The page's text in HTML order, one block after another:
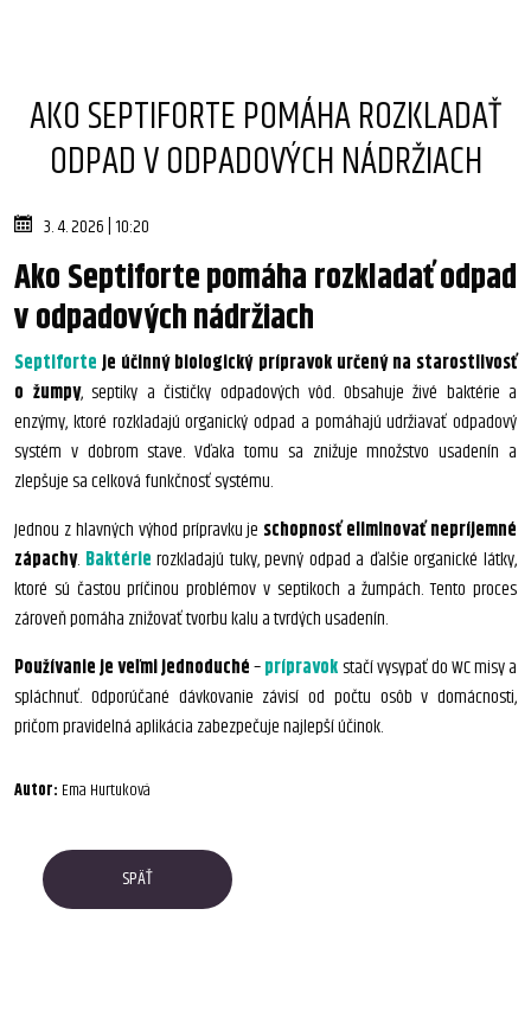
AKO SEPTIFORTE POMÁHA ROZKLADAŤ
ODPAD V ODPADOVÝCH NÁDRŽIACH
3. 4. 2026 | 10:20
Ako Septiforte pomáha rozkladať odpad
v odpadových nádržiach
Septiforte je účinný biologický prípravok určený na starostlivosť
o žumpy, septiky a čističky odpadových vôd. Obsahuje živé baktérie a
enzýmy, ktoré rozkladajú organický odpad a pomáhajú udržiavať odpadový
systém v dobrom stave. Vďaka tomu sa znižuje množstvo usadenín a
zlepšuje sa celková funkčnosť systému.
Jednou z hlavných výhod prípravku je schopnosť eliminovať nepríjemné
zápachy. Baktérie rozkladajú tuky, pevný odpad a ďalšie organické látky,
ktoré sú častou príčinou problémov v septikoch a žumpách. Tento proces
zároveň pomáha znižovať tvorbu kalu a tvrdých usadenín.
Používanie je veľmi jednoduché–prípravokstačí vysypať do WC misy a
spláchnuť. Odporúčané dávkovanie závisí od počtu osôb v domácnosti,
pričom pravidelná aplikácia zabezpečuje najlepší účinok.
Autor: Ema Hurtuková
SPÄŤ